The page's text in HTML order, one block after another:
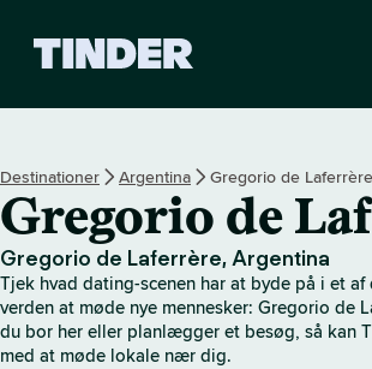
r
s
s
t
a
r
t
s
Destinationer Argentina Gregorio de Laferrère
Gregorio de
Gregorio de Laferrère, Argentina
Tjek hvad dating-scenen har at byde på i et
verden at møde nye mennesker: Gregorio de
du bor her eller planlægger et besøg, så kan
med at møde lokale nær dig.